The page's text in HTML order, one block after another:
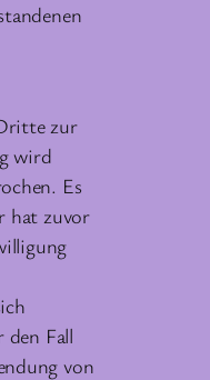
zur
wird
Es
hat zuvor
Fall
von